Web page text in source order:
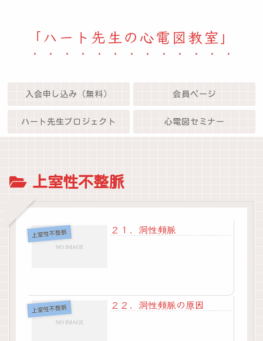
「ハート先生の心電図教室」
入会申し込み（無料） 会員ページ
ハート先生プロジェクト 心電図セミナー
上室性不整脈
上室性不整脈 ２１．洞性頻脈
上室性不整脈 ２２．洞性頻脈の原因